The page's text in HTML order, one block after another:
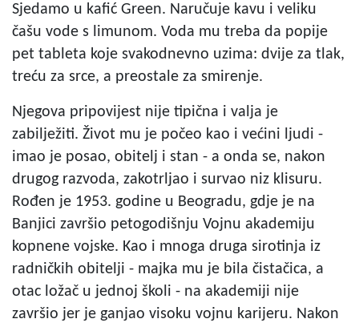
Sjedamo u kafić Green. Naručuje kavu i veliku
čašu vode s limunom. Voda mu treba da popije
pet tableta koje svakodnevno uzima: dvije za tlak,
treću za srce, a preostale za smirenje.
Njegova pripovijest nije tipična i valja je
zabilježiti. Život mu je počeo kao i većini ljudi -
imao je posao, obitelj i stan - a onda se, nakon
drugog razvoda, zakotrljao i survao niz klisuru.
Rođen je 1953. godine u Beogradu, gdje je na
Banjici završio petogodišnju Vojnu akademiju
kopnene vojske. Kao i mnoga druga sirotinja iz
radničkih obitelji - majka mu je bila čistačica, a
otac ložač u jednoj školi - na akademiji nije
završio jer je ganjao visoku vojnu karijeru. Nakon